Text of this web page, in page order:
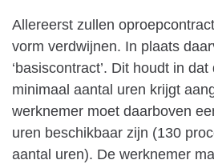
Allereerst zullen
vorm verdwijnen. In plaats
‘basiscontract’. Dit houdt in
minimaal aantal uren krijgt
werknemer moet daarboven
uren beschikbaar zijn (130
aantal uren). De werknemer